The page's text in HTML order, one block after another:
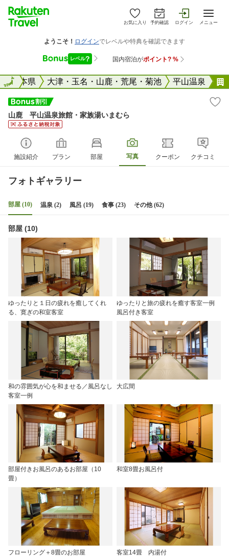
お気に入り 予約確認 ログイン メニュー
全国熊本県 大津・玉名・山鹿・荒尾・菊池 平山温泉
全国
山鹿 平山温泉旅館・家族湯いまむら
施設紹介 プラン 部屋 写真 クーポン クチコミ
フォトギャラリー
部屋 (10) 温泉 (2) 風呂 (19) 食事 (23) その他 (62)
部屋 (10)
ゆったりと１日の疲れを癒してくれ
る、寛ぎの和室客室
ゆったりと旅の疲れを癒す客室一例
風呂付き客室
和の雰囲気が心を和ませる／風呂なし
客室一例
大広間
部屋付きお風呂のあるお部屋（10
畳）
和室8畳お風呂付
フローリング＋8畳のお部屋 客室14畳 内湯付